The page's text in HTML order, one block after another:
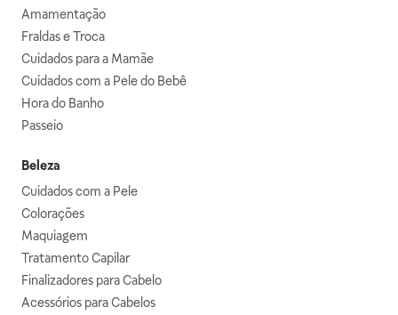
Amamentação
Fraldas e Troca
Cuidados para a Mamãe
Cuidados com a Pele do Bebê
Hora do Banho
Passeio
Beleza
Cuidados com a Pele
Colorações
Maquiagem
Tratamento Capilar
Finalizadores para Cabelo
Acessórios para Cabelos